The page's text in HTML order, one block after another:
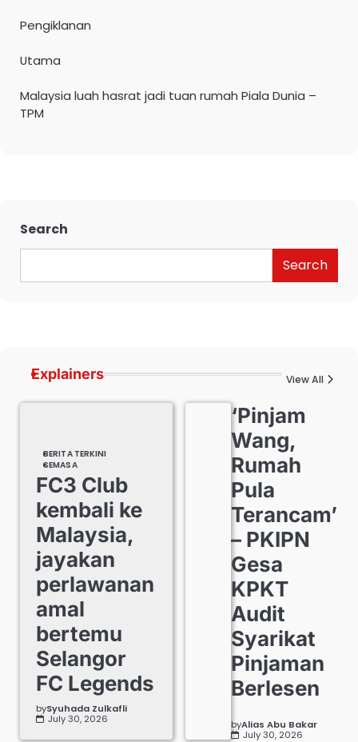
Pengiklanan
Utama
Malaysia luah hasrat jadi tuan rumah Piala Dunia –
TPM
Search
Search
Explainers View All
BERITA TERKINI
SEMASA
FC3 Club
kembali ke
Malaysia,
jayakan
perlawanan
amal
bertemu
Selangor
FC Legends
bySyuhada Zulkafli
July 30, 2026
‘Pinjam
Wang,
Rumah
Pula
Terancam’
– PKIPN
Gesa
KPKT
Audit
Syarikat
Pinjaman
Berlesen
byAlias Abu Bakar
July 30, 2026